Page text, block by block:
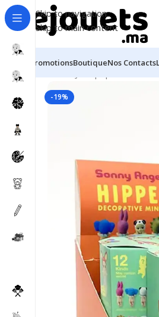
Skip to navigation
Skip to main content
PromotionsBoutiqueNos Contacts
-19%